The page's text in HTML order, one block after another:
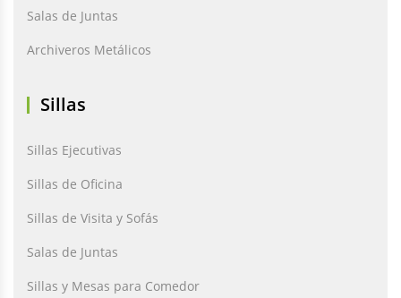
Salas de Juntas
Archiveros Metálicos
Sillas
Sillas Ejecutivas
Sillas de Oficina
Sillas de Visita y Sofás
Salas de Juntas
Sillas y Mesas para Comedor